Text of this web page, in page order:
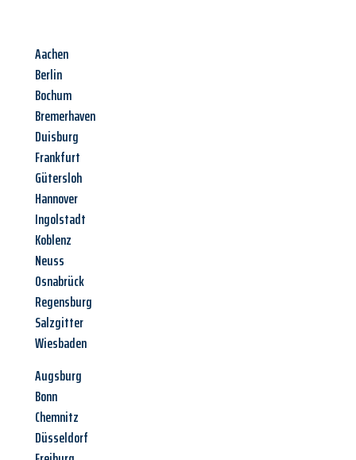
Aachen
Berlin
Bochum
Bremerhaven
Duisburg
Frankfurt
Gütersloh
Hannover
Ingolstadt
Koblenz
Neuss
Osnabrück
Regensburg
Salzgitter
Wiesbaden
Augsburg
Bonn
Chemnitz
Düsseldorf